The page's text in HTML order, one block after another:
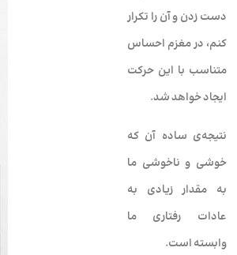
دست زدن و آن را تکرار
کنم، در مغزم احساس
متناسب با این حرکت
ایجاد خواهد شد.
نتیجه‌­ی ساده آن که
خوشی و ناخوشی ما
به مقدار زیادی به
عادات رفتاری ما
وابسته است.